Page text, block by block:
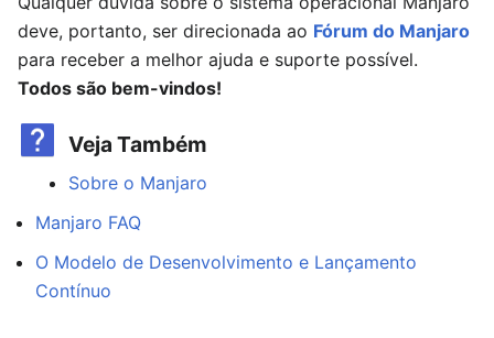
deve, portanto, ser direcionada ao Fórum do Manjaro
para receber a melhor ajuda e suporte possível.
Todos são bem-vindos!
Veja Também
Sobre o Manjaro
Manjaro FAQ
O Modelo de Desenvolvimento e Lançamento
Contínuo